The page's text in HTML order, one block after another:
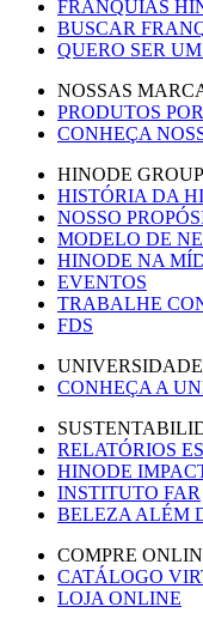
FRANQUIAS
BUSCAR
QUERO SER
NOSSAS
PRODUTOS
CONHEÇA
HINODE GROUP
HISTÓRIA DA
NOSSO
MODELO DE
HINODE NA
EVENTOS
TRABALHE
FDS
CONHEÇA A
RELATÓRIOS
HINODE
INSTITUTO FAR
BELEZA ALÉM
COMPRE
CATÁLOGO
LOJA ONLINE